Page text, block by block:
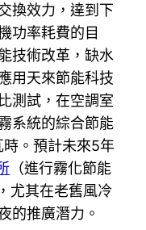
換效力，達到下
功率耗費的目
技術改革，缺水
用天來節能科技
測試，在空調室
系統的綜合節能
。預計未來5年
（進行霧化節能
尤其在老舊風冷
的推廣潛力。